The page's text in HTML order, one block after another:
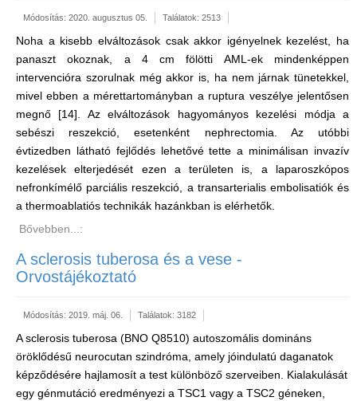
Módosítás: 2020. augusztus 05. Találatok: 2513
Noha a kisebb elváltozások csak akkor igényelnek kezelést, ha
panaszt okoznak, a 4 cm fölötti AML-ek mindenképpen
intervencióra szorulnak még akkor is, ha nem járnak tünetekkel,
mivel ebben a mérettartományban a ruptura veszélye jelentősen
megnő [14]. Az elváltozások hagyományos kezelési módja a
sebészi reszekció, esetenként nephrectomia. Az utóbbi
évtizedben látható fejlődés lehetővé tette a minimálisan invazív
kezelések elterjedését ezen a területen is, a laparoszkópos
nefronkímélő parciális reszekció, a transarterialis embolisatiók és
a thermoablatiós technikák hazánkban is elérhetők.
Bővebben...:
A sclerosis tuberosa és a vese -
Orvostájékoztató
Módosítás: 2019. máj. 06. Találatok: 3182
A sclerosis tuberosa (BNO Q8510) autoszomális domináns
öröklődésű neurocutan szindróma, amely jóindulatú daganatok
képződésére hajlamosít a test különböző szerveiben. Kialakulását
egy génmutáció eredményezi a TSC1 vagy a TSC2 géneken,